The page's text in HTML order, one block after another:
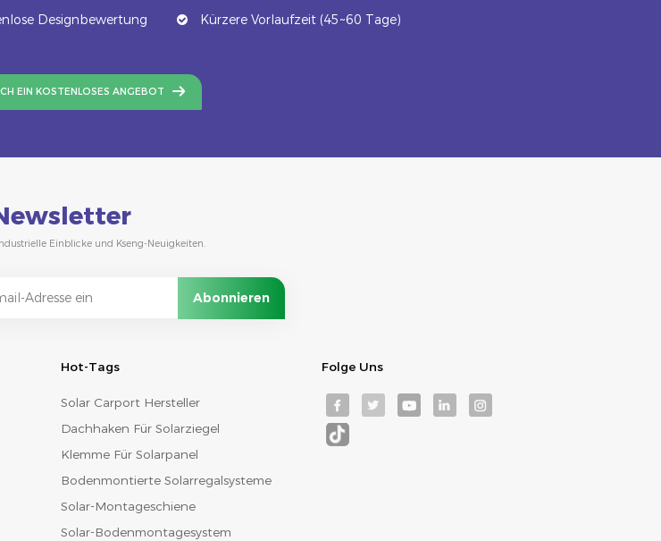
Designbewertung Kürzere Vorlaufzeit (45~60 Tage)
EIN KOSTENLOSES ANGEBOT
Einblicke und Kseng-Neuigkeiten.
Hot-Tags
Solar Carport Hersteller
Dachhaken Für Solarziegel
Klemme Für Solarpanel
Bodenmontierte Solarregalsysteme
Solar-Montageschiene
Solar-Bodenmontagesystem
Folge Uns